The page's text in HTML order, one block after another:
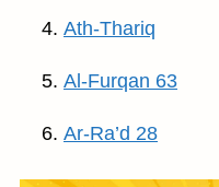
Ath-Thariq
Al-Furqan 63
Ar-Ra’d 28